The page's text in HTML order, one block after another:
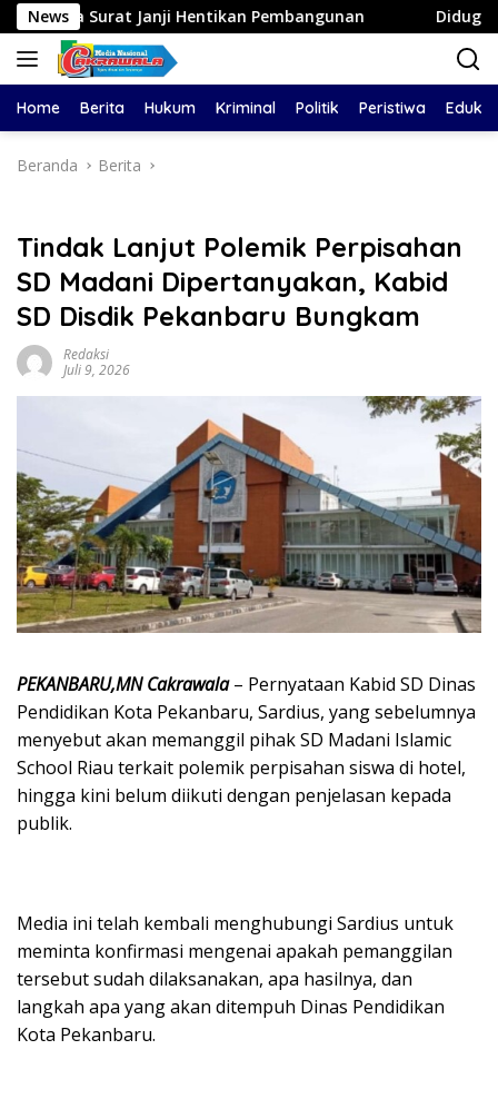
Langsung
ke
konten
NewsHentikan Pembangunan Diduga Aniaya Wanita
Home Berita Hukum Kriminal Politik Peristiwa
Beranda Berita
Tindak Lanjut Polemik Perpisahan
SD Madani Dipertanyakan, Kabid
SD Disdik Pekanbaru Bungkam
Redaksi
Juli 9, 2026
PEKANBARU,MN Cakrawala– Pernyataan Kabid SD Dinas
Pendidikan Kota Pekanbaru, Sardius, yang sebelumnya
menyebut akan memanggil pihak SD Madani Islamic
School Riau terkait polemik perpisahan siswa di hotel,
hingga kini belum diikuti dengan penjelasan kepada
publik.
Media ini telah kembali menghubungi Sardius untuk
meminta konfirmasi mengenai apakah pemanggilan
tersebut sudah dilaksanakan, apa hasilnya, dan
langkah apa yang akan ditempuh Dinas Pendidikan
Kota Pekanbaru.